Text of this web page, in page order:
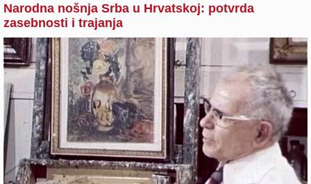
Narodna nošnja Srba u Hrvatskoj: potvrda
zasebnosti i trajanja